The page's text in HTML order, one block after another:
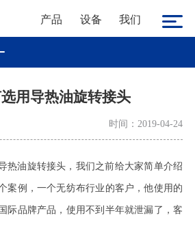
产品 设备 我们
用导热油旋转接头
时间：2019-04-24
热油旋转接头，我们之前给大家简单介绍
案例，一个无纺布行业的客户，他使用的
际品牌产品，使用不到半年就泄漏了，客